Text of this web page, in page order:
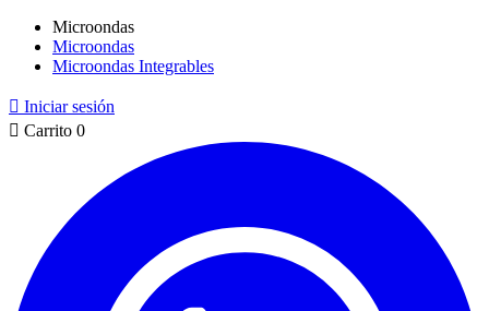
Microondas
Microondas
Microondas Integrables
 Iniciar sesión
 Carrito 0